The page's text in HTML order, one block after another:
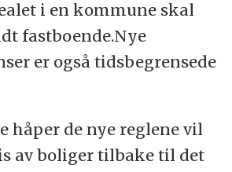
i en kommune skal
fastboende.Nye
er også tidsbegrensede
håper de nye reglene vil
av boliger tilbake til det